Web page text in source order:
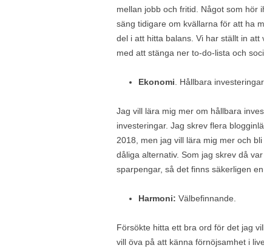
mellan jobb och fritid. Något som hör
säng tidigare om kvällarna för att ha
del i att hitta balans. Vi har ställt in
med att stänga ner to-do-lista och
Ekonomi . Hållbara investeringar.
Jag vill lära mig mer om hållbara
investeringar. Jag skrev flera
2018, men jag vill lära mig mer och
dåliga alternativ. Som jag skrev då
sparpengar, så det finns säkerligen
Harmoni: Välbefinnande.
Försökte hitta ett bra ord för det jag
vill öva på att känna förnöjsamhet i